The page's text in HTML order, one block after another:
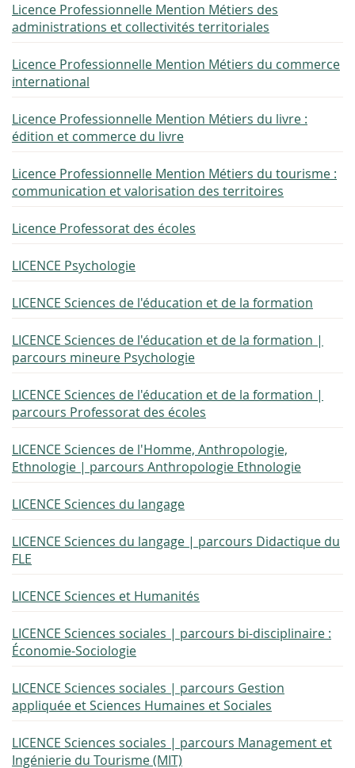
Licence Professionnelle Mention Métiers des
administrations et collectivités territoriales
Licence Professionnelle Mention Métiers du commerce
international
Licence Professionnelle Mention Métiers du livre :
édition et commerce du livre
Licence Professionnelle Mention Métiers du tourisme :
communication et valorisation des territoires
Licence Professorat des écoles
LICENCE Psychologie
LICENCE Sciences de l'éducation et de la formation
LICENCE Sciences de l'éducation et de la formation |
parcours mineure Psychologie
LICENCE Sciences de l'éducation et de la formation |
parcours Professorat des écoles
LICENCE Sciences de l'Homme, Anthropologie,
Ethnologie | parcours Anthropologie Ethnologie
LICENCE Sciences du langage
LICENCE Sciences du langage | parcours Didactique du
FLE
LICENCE Sciences et Humanités
LICENCE Sciences sociales | parcours bi-disciplinaire :
Économie-Sociologie
LICENCE Sciences sociales | parcours Gestion
appliquée et Sciences Humaines et Sociales
LICENCE Sciences sociales | parcours Management et
Ingénierie du Tourisme (MIT)